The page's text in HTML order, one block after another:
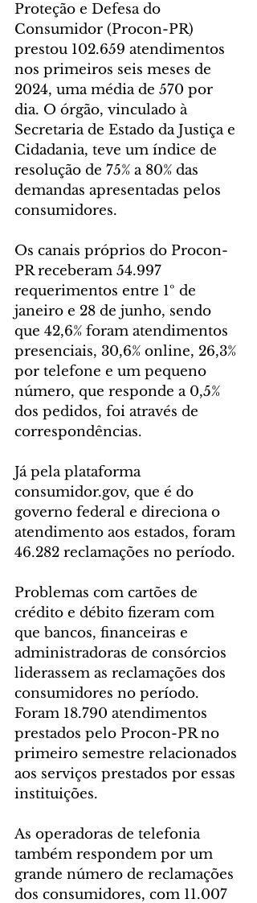
Proteção e Defesa do
Consumidor (Procon-PR)
prestou 102.659 atendimentos
nos primeiros seis meses de
2024, uma média de 570 por
dia. O órgão, vinculado à
Secretaria de Estado da Justiça e
Cidadania, teve um índice de
resolução de 75% a 80% das
demandas apresentadas pelos
consumidores.
Os canais próprios do Procon-
PR receberam 54.997
requerimentos entre 1º de
janeiro e 28 de junho, sendo
que 42,6% foram atendimentos
presenciais, 30,6% online, 26,3%
por telefone e um pequeno
número, que responde a 0,5%
dos pedidos, foi através de
correspondências.
Já pela plataforma
consumidor.gov, que é do
governo federal e direciona o
atendimento aos estados, foram
46.282 reclamações no período.
Problemas com cartões de
crédito e débito fizeram com
que bancos, financeiras e
administradoras de consórcios
liderassem as reclamações dos
consumidores no período.
Foram 18.790 atendimentos
prestados pelo Procon-PR no
primeiro semestre relacionados
aos serviços prestados por essas
instituições.
As operadoras de telefonia
também respondem por um
grande número de reclamações
dos consumidores, com 11.007